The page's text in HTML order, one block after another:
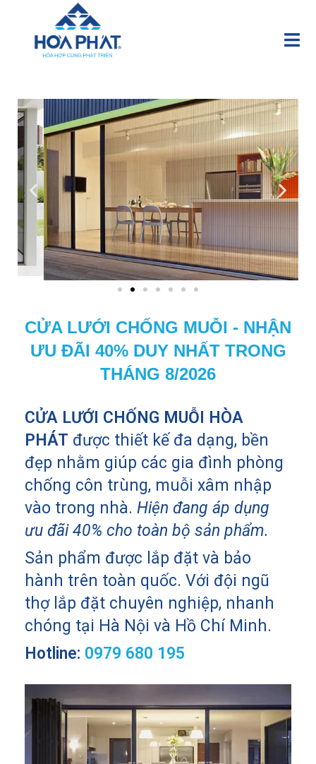
CỬA LƯỚI CHỐNG MUỖI - NHẬN
ƯU ĐÃI 40% DUY NHẤT TRONG
THÁNG 8/2026
CỬA LƯỚI CHỐNG MUỖI HÒA
PHÁT được thiết kế đa dạng, bền
đẹp nhằm giúp các gia đình phòng
chống côn trùng, muỗi xâm nhập
vào trong nhà. Hiện đang áp dụng
ưu đãi 40% cho toàn bộ sản phẩm.
Sản phẩm được lắp đặt và bảo
hành trên toàn quốc. Với đội ngũ
thợ lắp đặt chuyên nghiệp, nhanh
chóng tại Hà Nội và Hồ Chí Minh.
Hotline: 0979 680 195